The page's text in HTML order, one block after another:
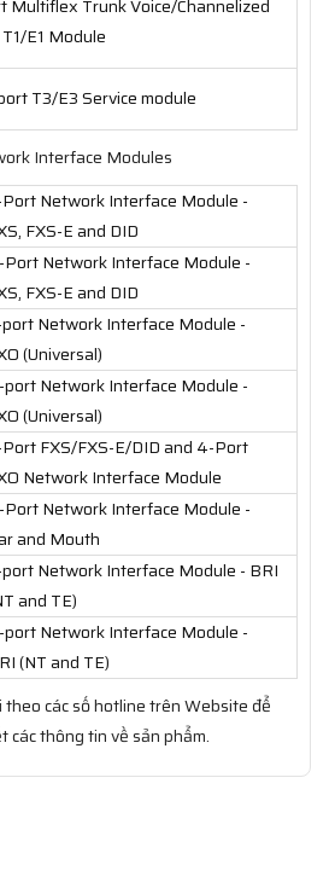
Multiflex Trunk Voice/Channelized
E1 Module
T3/E3 Service module
Interface Modules
Network Interface Module -
FXS-E and DID
Network Interface Module -
FXS-E and DID
Network Interface Module -
(Universal)
Network Interface Module -
(Universal)
FXS/FXS-E/DID and 4-Port
Network Interface Module
Network Interface Module -
and Mouth
Network Interface Module - BRI
and TE)
Network Interface Module -
(NT and TE)
các số hotline trên Website để
các thông tin về sản phẩm.